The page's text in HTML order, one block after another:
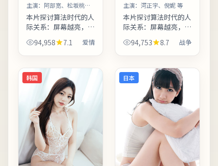
主演： 阿部宽、松坂桃李
等
本片探讨算法时代的人
际关系：屏幕越亮，误
解越深。影片后半段反
转并非单纯惊吓，而是
变。影片中出现的地标
多为实景拍摄，旅行爱
好者可...
94,958 7.1 爱情
主演： 河正宇、倪妮 等
本片探讨算法时代的人
际关系：屏幕越亮，误
解越深。片中插入少量
纪录片式访谈段落，增
体来看，这是一部类型
元素清晰、人物动机可
信的...
94,753 8.7 战争
韩国 日本